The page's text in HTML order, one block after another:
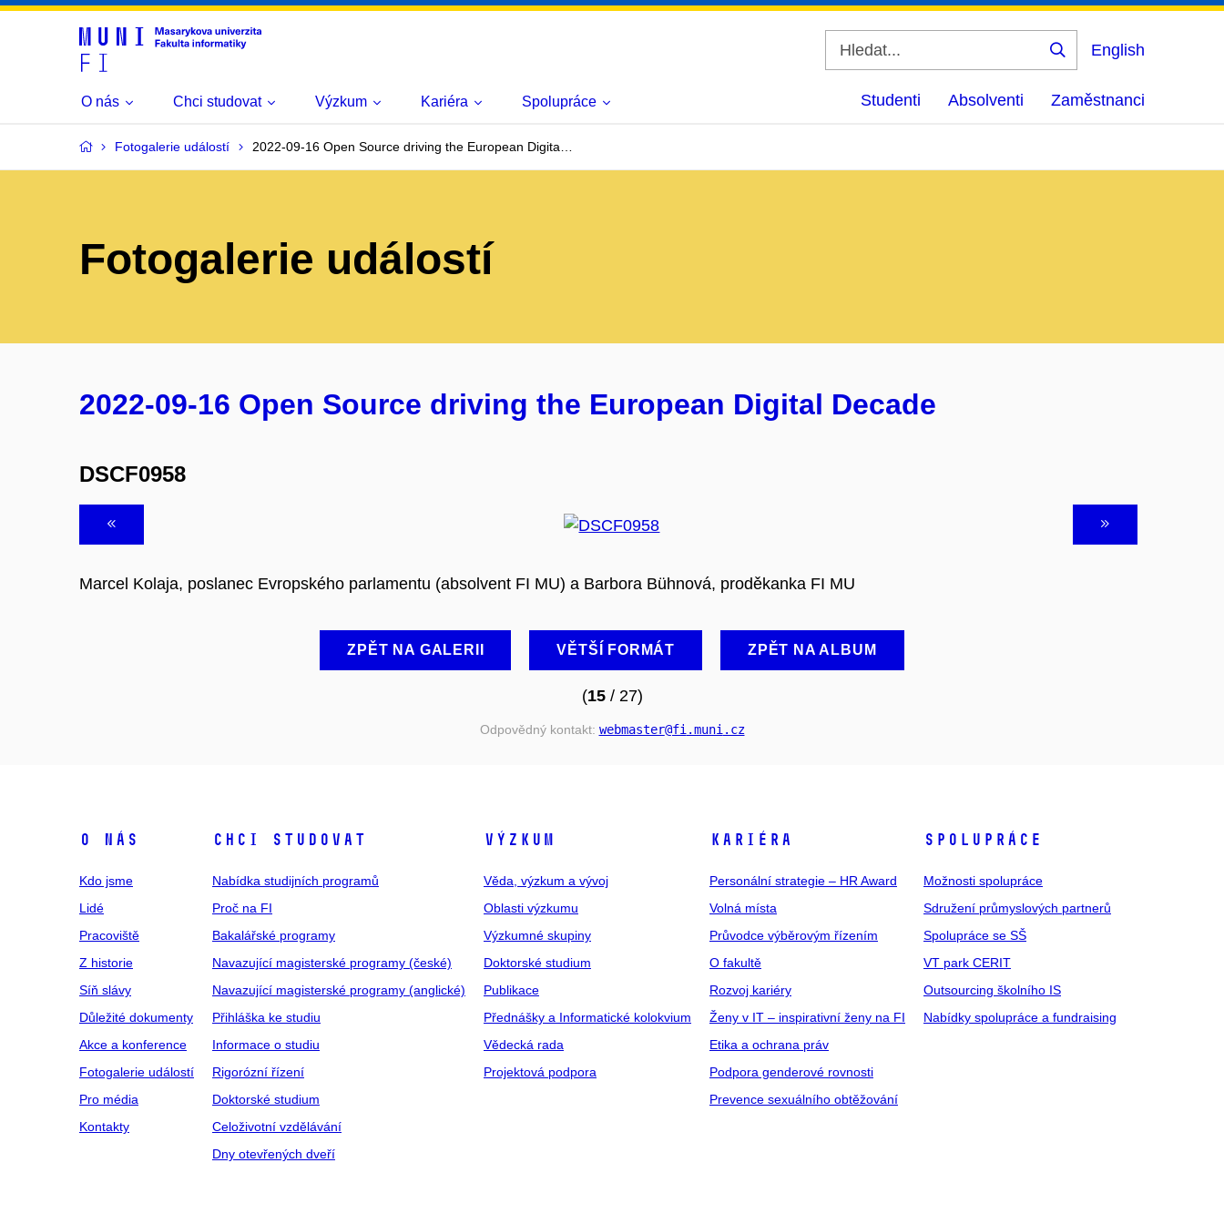
Vyhledat
English
O nás Chci studovat Výzkum Kariéra Spolupráce Studenti Absolventi Zaměstnanci
Fotogalerie událostí 2022-09-16 Open Source driving the European Digita…
Fotogalerie událostí
2022-09-16 Open Source driving the European Digital Decade
DSCF0958
Marcel Kolaja, poslanec Evropského parlamentu (absolvent FI MU) a Barbora Bühnová, proděkanka FI MU
ZPĚT NA GALERII VĚTŠÍ FORMÁT ZPĚT NA ALBUM
(15/ 27)
Odpovědný kontakt: webmaster@fi .muni .cz
O NÁS
Kdo jsme
Lidé
Pracoviště
Z historie
Síň slávy
Důležité dokumenty
Akce a konference
Fotogalerie událostí
Pro média
Kontakty
CHCI STUDOVAT
Nabídka studijních programů
Proč na FI
Bakalářské programy
Navazující magisterské programy (české)
Navazující magisterské programy (anglické)
Přihláška ke studiu
Informace o studiu
Rigorózní řízení
Doktorské studium
Celoživotní vzdělávání
Dny otevřených dveří
VÝZKUM
Věda, výzkum a vývoj
Oblasti výzkumu
Výzkumné skupiny
Doktorské studium
Publikace
Přednášky a Informatické kolokvium
Vědecká rada
Projektová podpora
KARIÉRA
Personální strategie – HR Award
Volná místa
Průvodce výběrovým řízením
O fakultě
Rozvoj kariéry
Ženy v IT – inspirativní ženy na FI
Etika a ochrana práv
Podpora genderové rovnosti
Prevence sexuálního obtěžování
SPOLUPRÁCE
Možnosti spolupráce
Sdružení průmyslových partnerů
Spolupráce se SŠ
VT park CERIT
Outsourcing školního IS
Nabídky spolupráce a fundraising